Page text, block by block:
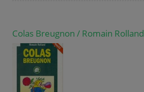
Colas Breugnon / Romain Rolland